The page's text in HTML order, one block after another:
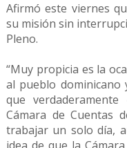
Afirmó este viernes
su misión sin
Pleno.
“Muy propicia es la
al pueblo
que
Cámara de Cuentas
trabajar un solo día,